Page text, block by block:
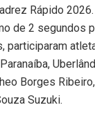
Rápido
de 2 segundos
participaram
Borges
Suzuki.